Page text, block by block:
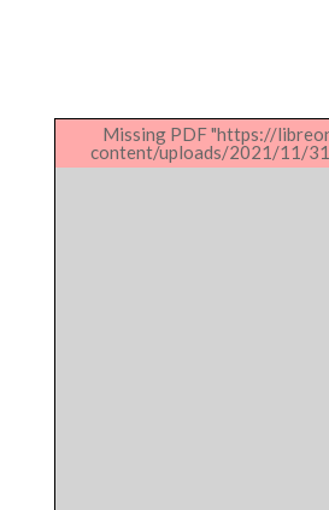
Missing PDF "https://
content/uploads/2021/11/